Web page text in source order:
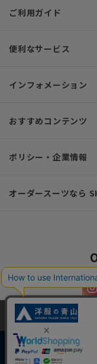
ご利用ガイド
便利なサービス
インフォメーション
おすすめコンテンツ
ポリシー・企業情報
オーダースーツなら
当サイトでは、快適な
しています。閲覧を続
します。詳細については